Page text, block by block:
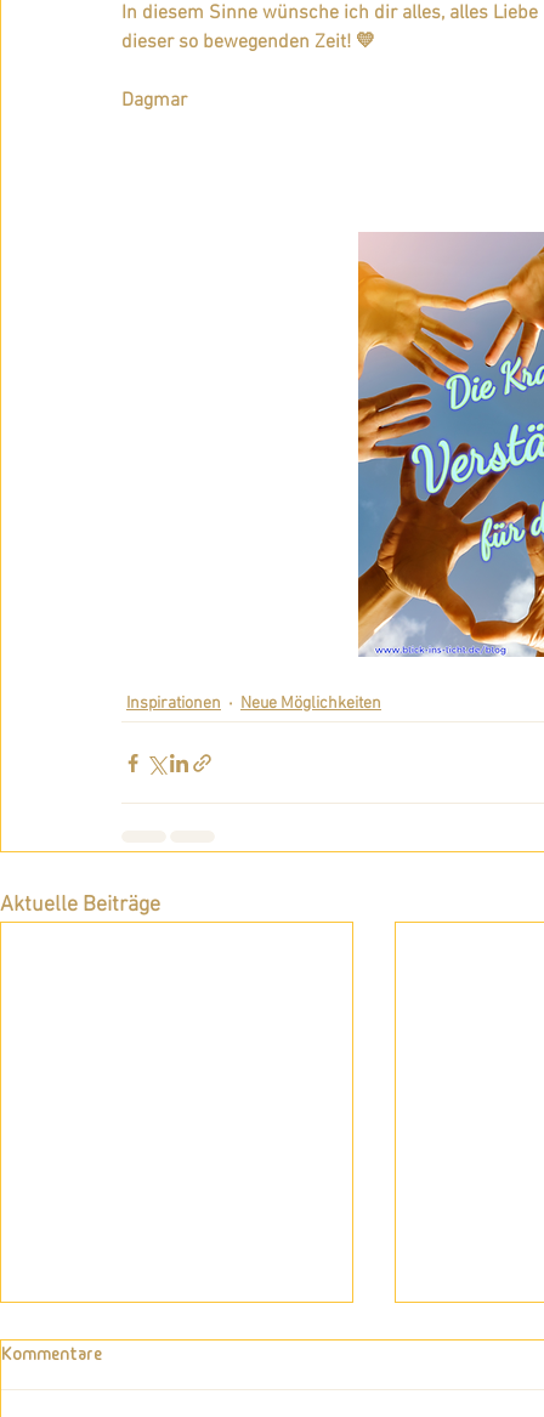
In diesem Sinne wünsche ich dir alles, alles
dieser so bewegenden Zeit! 💛
Dagmar
Inspirationen Neue Möglichkeiten
Aktuelle Beiträge
Kommentare